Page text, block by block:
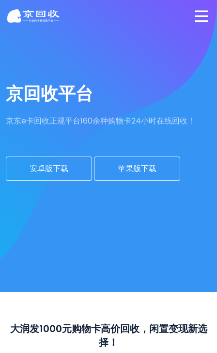
京回收平台
京东e卡回收正规平台160余种购物卡24小时在线回收！
安卓版下载 苹果版下载
大润发1000元购物卡高价回收，闲置变现新选
择！